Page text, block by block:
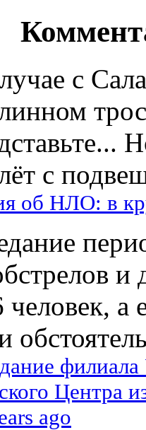
с
с
об НЛО: в
и
человек, а
Центра
ago